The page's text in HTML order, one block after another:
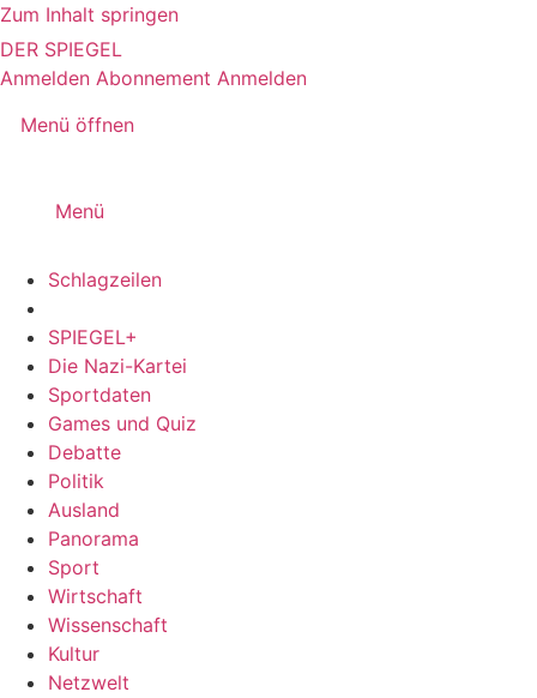
Zum Inhalt springen
DER SPIEGEL
Anmelden Abonnement Anmelden
Menü öffnen
Menü
Schlagzeilen
SPIEGEL+
Die Nazi-Kartei
Sportdaten
Games und Quiz
Debatte
Politik
Ausland
Panorama
Sport
Wirtschaft
Wissenschaft
Kultur
Netzwelt